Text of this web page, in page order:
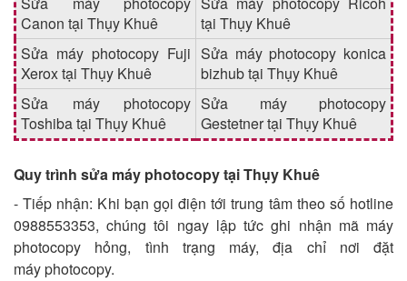
Canon tại Thụy Khuê
tại Thụy Khuê
Sửa máy photocopy Fuji
Xerox tại Thụy Khuê
Sửa máy photocopy konica
bizhub tại Thụy Khuê
Sửa máy photocopy
Toshiba tại Thụy Khuê
Sửa máy photocopy
Gestetner tại Thụy Khuê
Quy trình sửa máy photocopy tại Thụy Khuê
- Tiếp nhận: Khi bạn gọi điện tới trung tâm theo số hotline
0988553353, chúng tôi ngay lập tức ghi nhận mã máy
photocopy hỏng, tình trạng máy, địa chỉ nơi đặt
máy photocopy.